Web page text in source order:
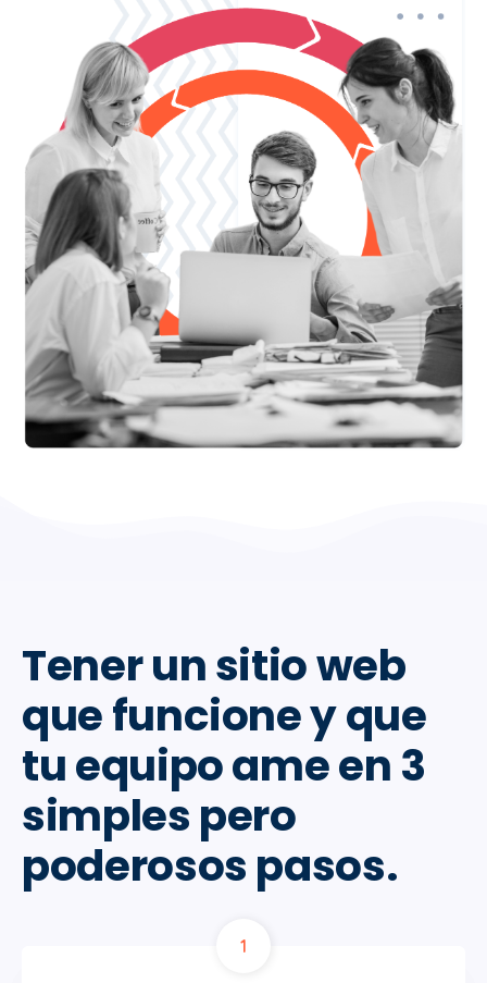
Tener un sitio web
que funcione y que
tu equipo ame en 3
simples pero
poderosos pasos.
1